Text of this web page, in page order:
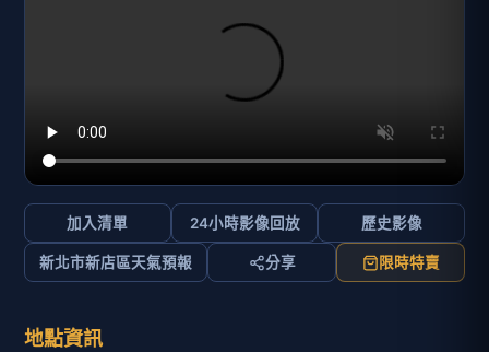
加入清單 24小時影像回放 歷史影像
新北市新店區天氣預報 分享 限時特賣
地點資訊